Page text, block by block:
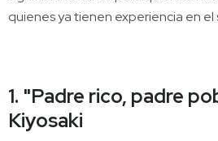
quienes ya tienen experiencia en el
1. "Padre rico, padre
Kiyosaki